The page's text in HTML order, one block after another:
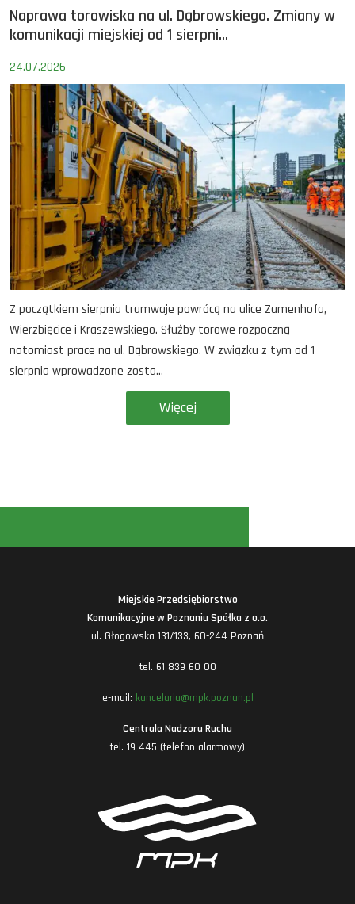
Naprawa torowiska na ul. Dąbrowskiego. Zmiany w
komunikacji miejskiej od 1 sierpni...
24.07.2026
Z początkiem sierpnia tramwaje powrócą na ulice Zamenhofa,
Wierzbięcice i Kraszewskiego. Służby torowe rozpoczną
natomiast prace na ul. Dąbrowskiego. W związku z tym od 1
sierpnia wprowadzone zosta...
Więcej
Miejskie Przedsiębiorstwo
Komunikacyjne w Poznaniu Spółka z o.o.
ul. Głogowska 131/133, 60-244 Poznań
tel. 61 839 60 00
e-mail: kancelaria@mpk.poznan.pl
Centrala Nadzoru Ruchu
tel. 19 445 (telefon alarmowy)